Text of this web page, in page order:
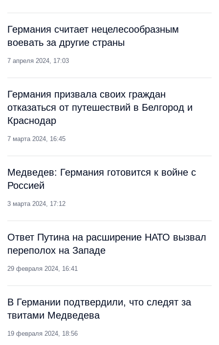
Германия считает нецелесообразным
воевать за другие страны
7 апреля 2024, 17:03
Германия призвала своих граждан
отказаться от путешествий в Белгород и
Краснодар
7 марта 2024, 16:45
Медведев: Германия готовится к войне с
Россией
3 марта 2024, 17:12
Ответ Путина на расширение НАТО вызвал
переполох на Западе
29 февраля 2024, 16:41
В Германии подтвердили, что следят за
твитами Медведева
19 февраля 2024, 18:56